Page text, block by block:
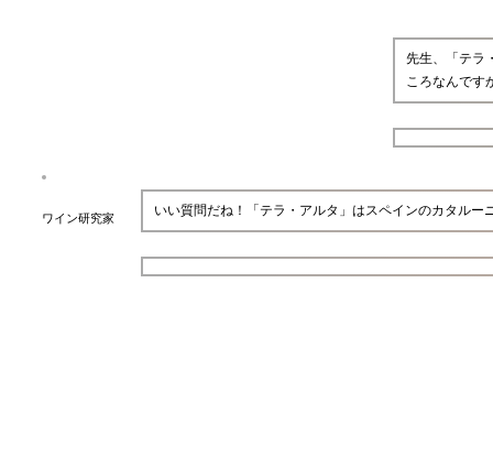
先生、「テラ
ころなんです
ワイン研究家 いい質問だね！「テラ・アルタ」はスペインのカタル